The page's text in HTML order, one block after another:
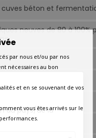
du pays/de la
cuves béton et
neuves de 80 à 100%
de grands crus
par nous et/ou par nos
nécessaires au bon
et en se souvenant de vos
vous êtes arrivés sur le